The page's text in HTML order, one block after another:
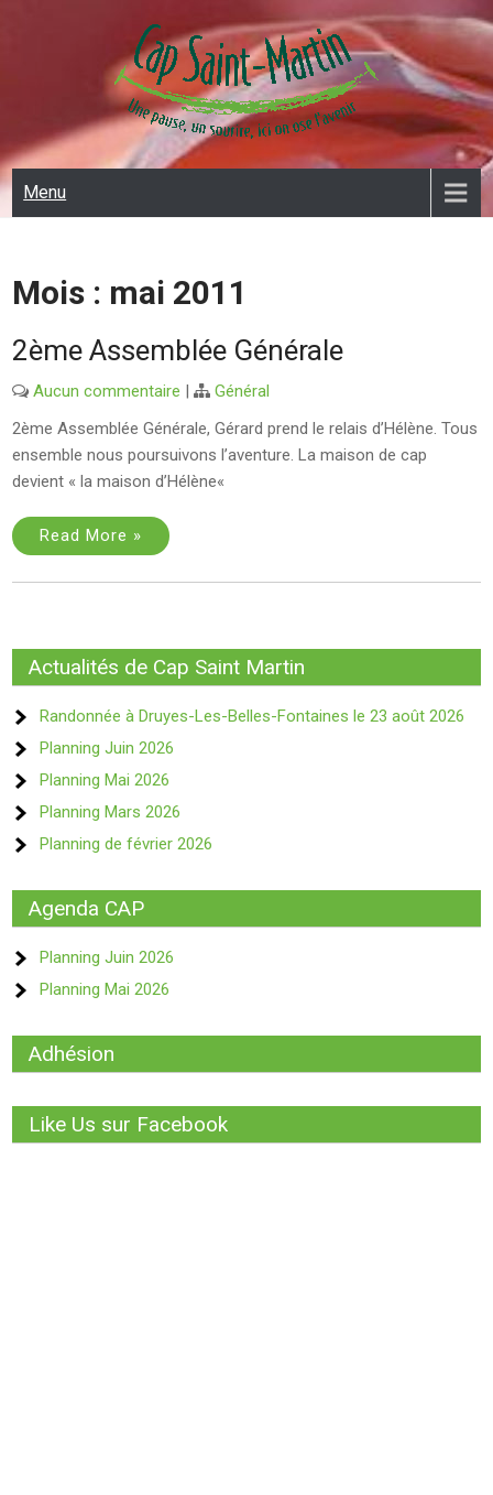
CAP SAINT MARTIN
Menu
Mois : mai 2011
2ème Assemblée Générale
Aucun commentaire |
Général
2ème Assemblée Générale, Gérard prend le relais d’Hélène. Tous
ensemble nous poursuivons l’aventure. La maison de cap
devient « la maison d’Hélène«
Read More »
Actualités de Cap Saint Martin
Randonnée à Druyes-Les-Belles-Fontaines le 23 août 2026
Planning Juin 2026
Planning Mai 2026
Planning Mars 2026
Planning de février 2026
Agenda CAP
Planning Juin 2026
Planning Mai 2026
Adhésion
Like Us sur Facebook